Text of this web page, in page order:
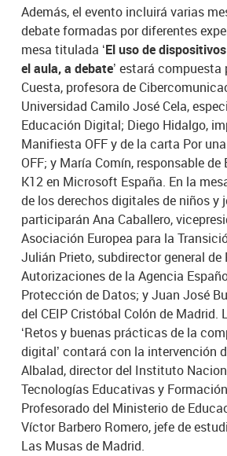
Además, el evento incluirá varias
debate formadas por diferentes
mesa titulada ‘El uso de
el aula, a debate’ estará compuesta
Cuesta, profesora de
Universidad Camilo José Cela,
Educación Digital; Diego Hidalgo,
Manifiesta OFF y de la carta Por
OFF; y María Comín, responsable de
K12 en Microsoft España. En la
de los derechos digitales de niños y
participarán Ana Caballero,
Asociación Europea para la
Julián Prieto, subdirector general de
Autorizaciones de la Agencia
Protección de Datos; y Juan José
del CEIP Cristóbal Colón de Madrid.
‘Retos y buenas prácticas de la
digital’ contará con la intervención
Albalad, director del Instituto
Tecnologías Educativas y
Profesorado del Ministerio de
Víctor Barbero Romero, jefe de
Las Musas de Madrid.